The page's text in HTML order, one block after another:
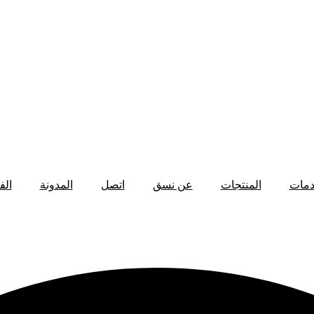
المنتجات عن نسق اتصل المدونة